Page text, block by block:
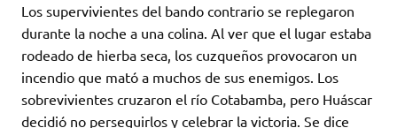
Los supervivientes del bando contrario se replegaron
durante la noche a una colina. Al ver que el lugar estaba
rodeado de hierba seca, los cuzqueños provocaron un
incendio que mató a muchos de sus enemigos. Los
sobrevivientes cruzaron el río Cotabamba, pero Huáscar
decidió no perseguirlos y celebrar la victoria. Se dice